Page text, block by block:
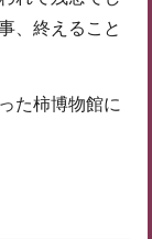
、終えること
た柿博物館に